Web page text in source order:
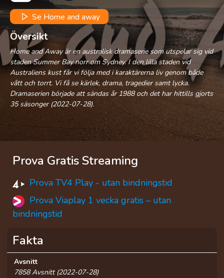
Se Home and away
Översikt
Home and Away är en australisk dramaserie som utspelar sig vid
staden Summer Bay norr om Sydney. I den lilla staden vid
Australiens kust får vi följa med i karaktärerna liv genom både
vått och torrt. Vi få se kärlek, drama, tragedier samt lycka.
Dramaserien började att sändas år 1988 och det har hittills gjorts
35 säsonger (2022-07-28).
Prova Gratis Streaming
Prova TV4 Play - utan bindningstid
Prova Viaplay 1 vecka gratis – utan
bindningstid
Fakta
Avsnitt
7858 Avsnitt (2022-07-28)